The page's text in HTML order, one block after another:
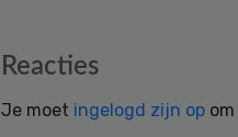
Reacties
Je moet ingelogd zijn op